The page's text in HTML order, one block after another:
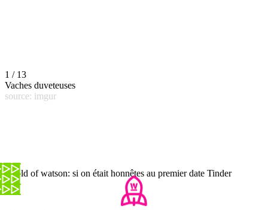
1 / 13
Vaches duveteuses
source: imgur
World of watson: si on était honnêtes au premier date Tinder